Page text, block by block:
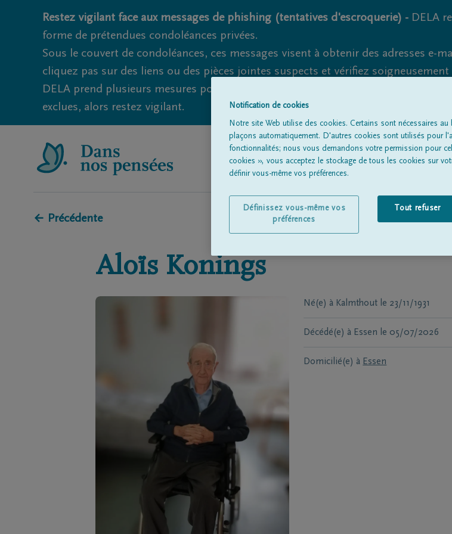
Restez vigilant face aux messages de phishing (tentatives d'escroquerie) - DELA
forme de prétendues condoléances privées.
Sous le couvert de condoléances, ces messages visent à obtenir des adresses e-
cliquez pas sur des liens ou des pièces jointes suspects et vérifiez soigneusement
DELA prend plusieurs mesures pour éviter cela. Cependant, les tentatives
exclues, alors restez vigilant.
Tous les avis de décèsÀ propos
← Précédente
Aloïs Konings
Né(e) à Kalmthout le 23/11/1931
Décédé(e) à Essen le 05/07/2026
Domicilié(e) à Essen
Notification de cookies
Notre site Web utilise des cookies. Certains sont nécessaires
plaçons automatiquement. D'autres cookies sont utilisés pour
fonctionnalités; nous vous demandons votre permission pour
cookies », vous acceptez le stockage de tous les cookies sur
définir vous-même vos préférences.
Tout refuser
Définissez vous-même vos
préférences